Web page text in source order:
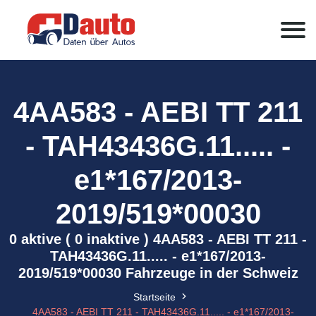
4AA583 - AEBI TT 211
- TAH43436G.11..... -
e1*167/2013-
2019/519*00030
0 aktive ( 0 inaktive ) 4AA583 - AEBI TT 211 -
TAH43436G.11..... - e1*167/2013-
2019/519*00030 Fahrzeuge in der Schweiz
Startseite
4AA583 - AEBI TT 211 - TAH43436G.11..... - e1*167/2013-